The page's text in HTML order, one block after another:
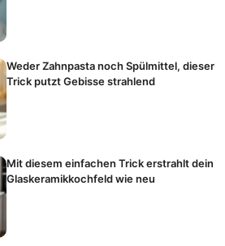
Weder Zahnpasta noch Spülmittel, dieser
Trick putzt Gebisse strahlend
Mit diesem einfachen Trick erstrahlt dein
Glaskeramikkochfeld wie neu